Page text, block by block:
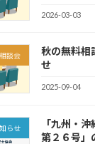
2026-03-03
相談会
秋の無料相
せ
2025-09-04
らせ
「九州・
第２６号」